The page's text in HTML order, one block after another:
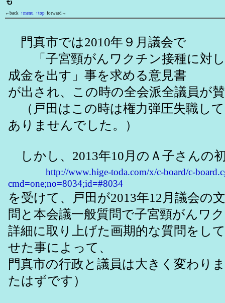
←back ↑menu ↑top forward→
門真市では2010年９月議会で
「子宮頸がんワクチン接種に対し
成金を出す」事を求める意見書
が出され、この時の全会派全議員が
（戸田はこの時は権力弾圧失職し
ありませんでした。）
しかし、2013年10月のＡ子さんの
http://www.hige-toda.com/x/c-board/c-
cmd=one;no=8034;id=#8034
を受けて、戸田が2013年12月議会の
問と本会議一般質問で子宮頸がんワ
詳細に取り上げた画期的な質問をし
せた事によって、
門真市の行政と議員は大きく変わり
たはずです）